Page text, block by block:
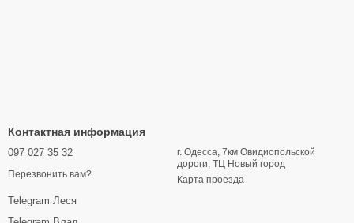
Контактная информация
097 027 35 32
Перезвонить вам?
Telegram Леся
г. Одесса, 7км Овидиопольской
дороги, ТЦ Новый город
Карта проезда